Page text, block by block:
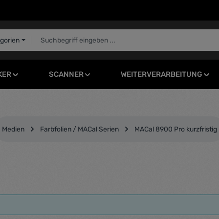
SCANNER WEITERVERARBEITUNG
Medien Farbfolien / MACal Serien MACal 8900 Pro kurzfristig